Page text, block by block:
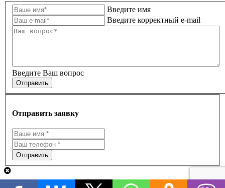
Введите имя
Введите корректный e-mail
Введите Ваш вопрос
Отправить
Отправить заявку
Отправить